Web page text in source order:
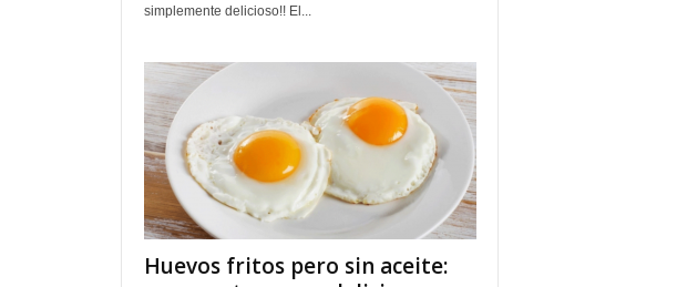
simplemente delicioso!! El...
Huevos fritos pero sin aceite: